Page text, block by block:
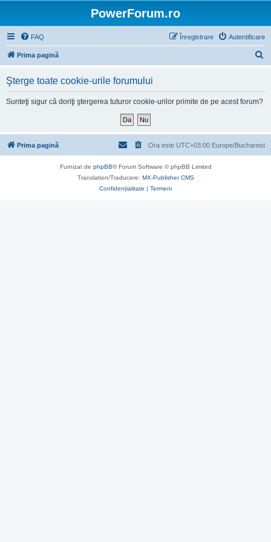
PowerForum.ro
FAQ Autentificare
Înregistrare
Prima pagină
Şterge toate cookie-urile forumului
Sunteţi sigur că doriţi ştergerea tuturor cookie-urilor primite de pe acest forum?
Prima pagină Ora este UTC+03:00 Europe/Bucharest
Furnizat de phpBB® Forum Software © phpBB Limited
Translation/Traducere: MX-Publisher CMS
Confidențialitate | Termeni